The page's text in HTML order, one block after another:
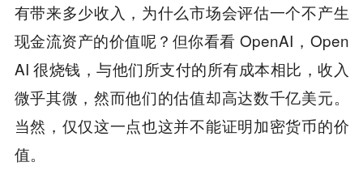
有带来多少收入，为什么市场会评估一个不产生
现金流资产的价值呢？但你看看 OpenAI，Open
AI 很烧钱，与他们所支付的所有成本相比，收入
微乎其微，然而他们的估值却高达数千亿美元。
当然，仅仅这一点也这并不能证明加密货币的价
值。